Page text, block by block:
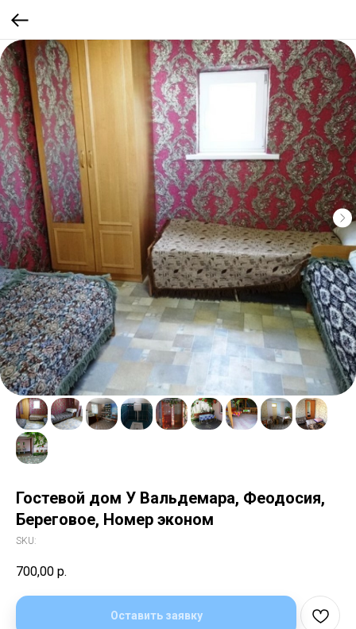
Гостевой дом У Вальдемара, Феодосия,
Береговое, Номер эконом
SKU:
700,00 р.
Оставить заявку